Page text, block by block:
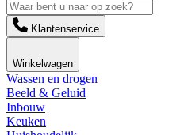
Klantenservice
Winkelwagen
Wassen en drogen
Beeld & Geluid
Inbouw
Keuken